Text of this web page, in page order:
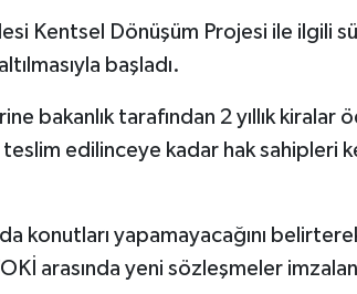
Kentsel Dönüşüm Projesi ile ilgili
başladı.
bakanlık tarafından 2 yıllık kiralar
teslim edilinceye kadar hak sahipleri
konutları yapamayacağını
arasında yeni sözleşmeler